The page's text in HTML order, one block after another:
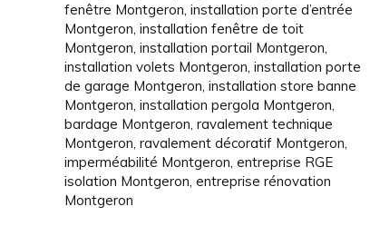
fenêtre Montgeron,installation porte d’entrée
Montgeron,installation fenêtre de toit
Montgeron,installation portail Montgeron,
installation volets Montgeron,installation porte
de garage Montgeron,installation store banne
Montgeron,installation pergola Montgeron,
bardage Montgeron,ravalement technique
Montgeron,ravalement décoratif Montgeron,
imperméabilité Montgeron,entreprise RGE
isolation Montgeron,entreprise rénovation
Montgeron